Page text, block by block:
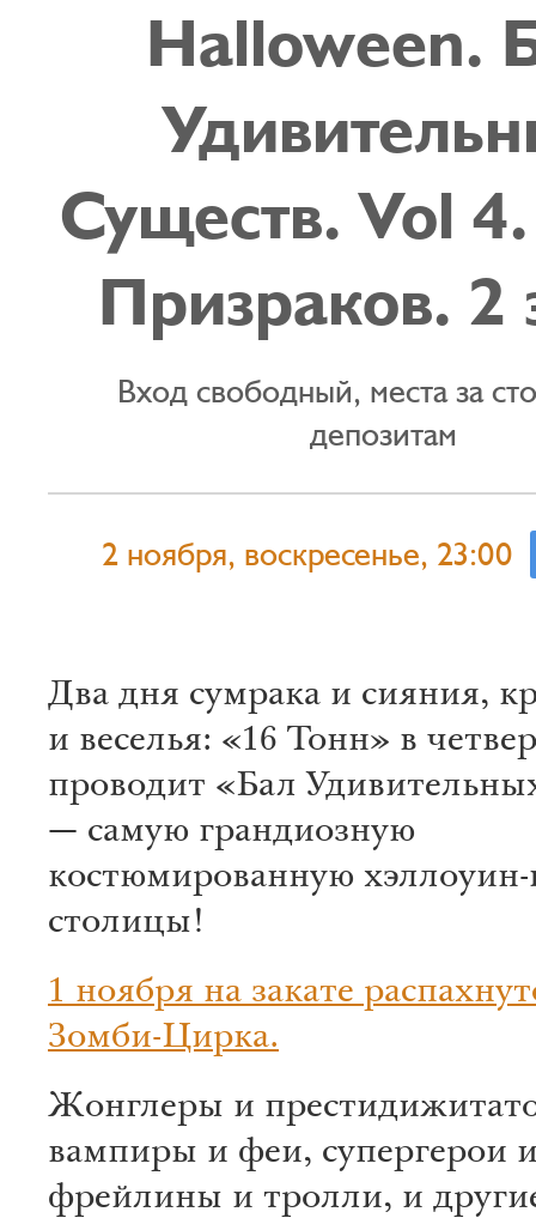
Halloween.
Существ. Vol
Призраков. 2
Вход свободный, места за
депозитам
2 ноября, воскресенье, 23:00
Два дня сумрака и сияния,
и веселья: «16 Тонн» в
проводит «Бал
— самую грандиозную
костюмированную хэллоуин-
столицы!
1 ноября на закате
Зомби-Цирка.
Жонглеры и
вампиры и феи, супергерои
фрейлины и тролли, и